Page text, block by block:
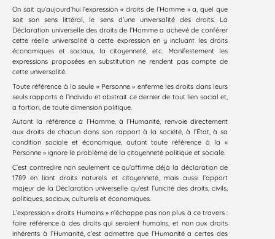
On sait qu’aujourd’hui l’expression « droits de l’Homme » a, quel que
soit son sens littéral, le sens d’une universalité des droits. La
Déclaration universelle des droits de l’Homme a achevé de conférer
cette réelle universalité à cette expression en y incluant les droits
économiques et sociaux, la citoyenneté, etc. Manifestement les
expressions proposées en substitution ne rendent pas compte de
cette universalité.
Toute référence à la seule « Personne » enferme les droits dans leurs
seuls rapports à l’individu et abstrait ce dernier de tout lien social et,
a fortiori, de toute dimension politique.
Autant la référence à l’Homme, à l’Humanité, renvoie directement
aux droits de chacun dans son rapport à la société, à l’État, à sa
condition sociale et économique, autant toute référence à la «
Personne » ignore le problème de la citoyenneté politique et sociale.
C’est contredire non seulement ce qu’affirme déjà la déclaration de
1789 en liant droits naturels et citoyenneté, mais aussi l’apport
majeur de la Déclaration universelle qu’est l’unicité des droits, civils,
politiques, sociaux, culturels et économiques.
L’expression « droits Humains » n’échappe pas non plus à ce travers :
faire référence à des droits qui seraient humains, et non aux droits
inhérents à l’Humanité, c’est admettre que l’Humanité a certes des